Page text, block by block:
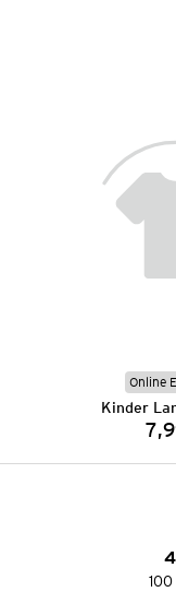
Online
Kinder